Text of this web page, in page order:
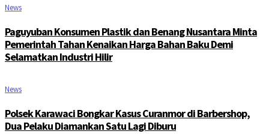
News
Paguyuban Konsumen Plastik dan Benang Nusantara Minta
Pemerintah Tahan Kenaikan Harga Bahan Baku Demi
Selamatkan Industri Hilir
News
Polsek Karawaci Bongkar Kasus Curanmor di Barbershop,
Dua Pelaku Diamankan Satu Lagi Diburu